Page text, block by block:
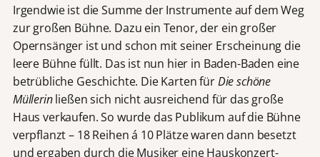
Irgendwie ist die Summe der Instrumente auf dem Weg
zur großen Bühne. Dazu ein Tenor, der ein großer
Opernsänger ist und schon mit seiner Erscheinung die
leere Bühne füllt. Das ist nun hier in Baden-Baden eine
betrübliche Geschichte. Die Karten fürDie schöne
Müllerinließen sich nicht ausreichend für das große
Haus verkaufen. So wurde das Publikum auf die Bühne
verpflanzt – 18 Reihen á 10 Plätze waren dann besetzt
und ergaben durch die Musiker eine Hauskonzert-